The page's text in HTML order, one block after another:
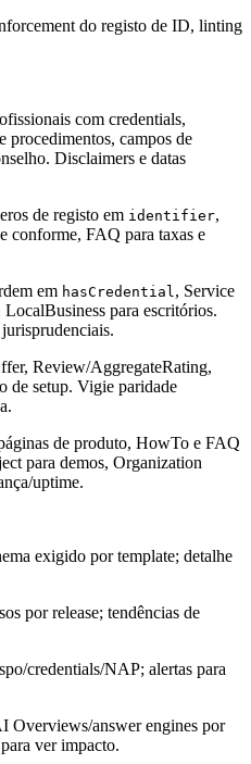
do registo de ID, linting
com credentials,
procedimentos, campos de
Disclaimers e datas
de registo em identifier,
conforme, FAQ para taxas e
em hasCredential, Service
para escritórios.
Review/AggregateRating,
de setup. Vigie paridade
de produto, HowTo e FAQ
para demos, Organization
uptime.
exigido por template; detalhe
por release; tendências de
credentials/NAP; alertas para
Overviews/answer engines por
ver impacto.